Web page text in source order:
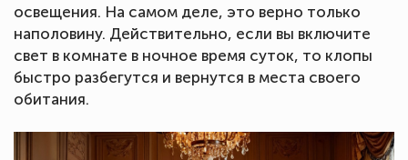
освещения. На самом деле, это верно только
наполовину. Действительно, если вы включите
свет в комнате в ночное время суток, то клопы
быстро разбегутся и вернутся в места своего
обитания.